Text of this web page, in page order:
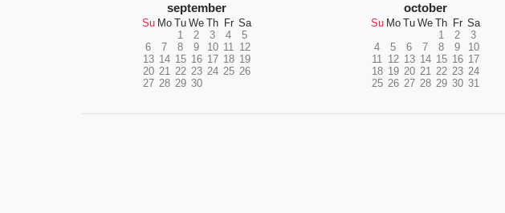
september
Su Mo Tu We Th Fr Sa
1
2 3 4
5
6
7 8 9 10 11 12
13 14 15 16 17 18 19
20 21 22 23 24 25 26
27 28 29 30
october
Su Mo Tu We Th Fr Sa
1
2
3
4
5 6 7 8 9
10
11 12 13 14 15 16 17
18 19 20 21 22 23 24
25 26 27 28 29 30 31